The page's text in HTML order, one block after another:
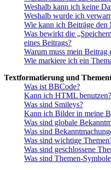
Weshalb kann ich keine
Weshalb wurde ich
Wie kann ich Beiträge den
Was bewirkt die
eines Beitrags?
Warum muss mein Beitrag
Wie markiere ich ein
Textformatierung und
Was ist BBCode?
Kann ich HTML benutzen?
Was sind Smileys?
Kann ich Bilder in meine
Was sind globale
Was sind
Was sind wichtige
Was sind geschlossene
Was sind Themen-